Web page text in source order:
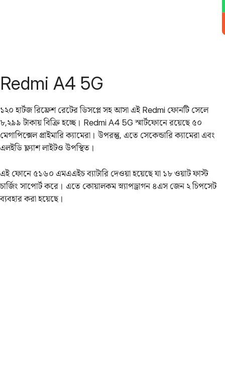
Redmi A4 5G
১২০ হার্টজ রিফ্রেশ রেটের ডিসপ্লে সহ আসা এই Redmi ফোনটি সেলে
৮,২৯৯ টাকায় বিক্রি হচ্ছে। Redmi A4 5G স্মার্টফোনে রয়েছে ৫০
মেগাপিক্সেল প্রাইমারি ক্যামেরা। উপরন্তু, এতে সেকেন্ডারি ক্যামেরা এবং
এলইডি ফ্ল্যাশ লাইটও উপস্থিত।
এই ফোনে ৫১৬০ এমএএইচ ব্যাটারি দেওয়া হয়েছে যা ১৮ ওয়াট ফাস্ট
চার্জিং সাপোর্ট করে। এতে কোয়ালকম স্ন্যাপড্রাগন ৪এস জেন ২ চিপসেট
ব্যবহার করা হয়েছে।